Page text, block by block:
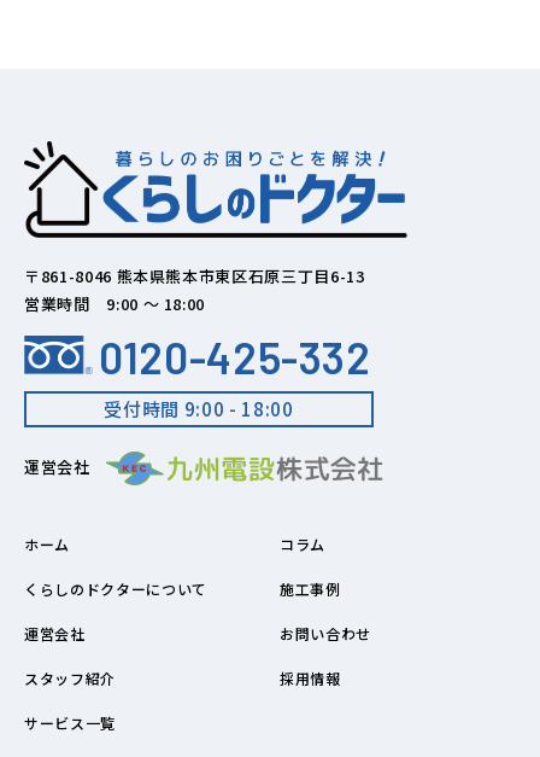
〒861-8046 熊本県熊本市東区石原三丁目6-13
営業時間 9:00 ～ 18:00
0120-425-332
受付時間 9:00 - 18:00
運営会社
ホーム
くらしのドクターについて
運営会社
スタッフ紹介
サービス一覧
コラム
施工事例
お問い合わせ
採用情報